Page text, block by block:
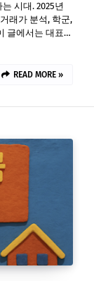
시대. 2025년
래가 분석, 학군,
글에서는 대표…
READ MORE »